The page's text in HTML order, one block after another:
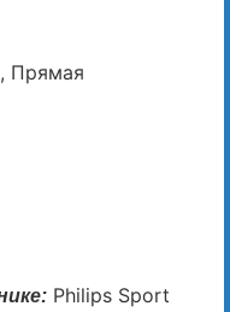
Прямая
Philips Sport